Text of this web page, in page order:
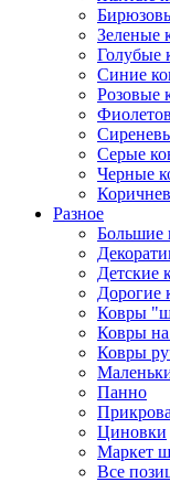
Зеленые
Голубые
Синие
Розовые
Серые
Черные
Разное
Большие
Детские
Дорогие
Ковры
Ковры на
Ковры
Панно
Циновки
Маркет
Все